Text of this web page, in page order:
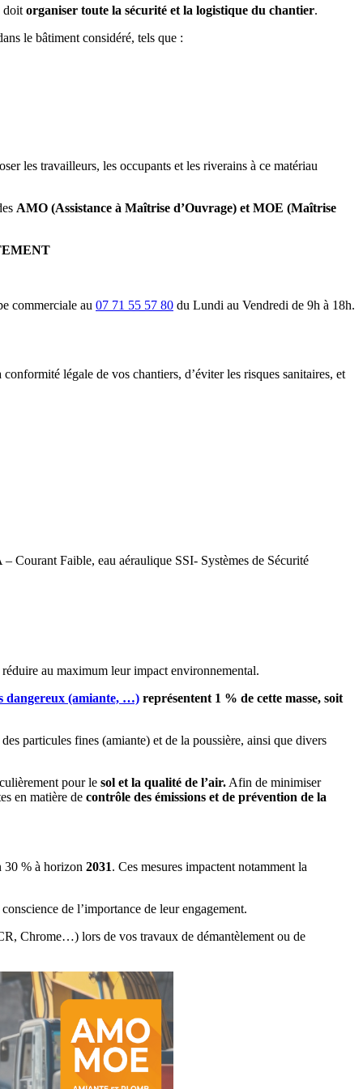
doit organiser toute la sécurité et la logistique du chantier.
le bâtiment considéré, tels que :
les travailleurs, les occupants et les riverains à ce matériau
AMO (Assistance à Maîtrise d’Ouvrage) et MOE (Maîtrise
commerciale au 07 71 55 57 80 du Lundi au Vendredi de 9h à 18h.
légale de vos chantiers, d’éviter les risques sanitaires, et
Courant Faible, eau aéraulique SSI- Systèmes de Sécurité
au maximum leur impact environnemental.
dangereux (amiante, …) représentent 1 % de cette masse, soit
particules fines (amiante) et de la poussière, ainsi que divers
pour le sol et la qualité de l’air.Afin de minimiser
en matière de contrôle des émissions et de prévention de la
30 % à horizon 2031. Ces mesures impactent notamment la
conscience de l’importance de leur engagement.
Chrome…) lors de vos travaux de démantèlement ou de